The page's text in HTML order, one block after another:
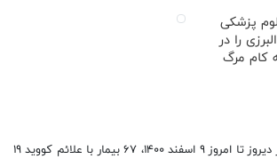
پزشکی
البرز، گفت: کرونا ۱۰ البرزی را در
کام مرگ
شهرام صیادی، افزود: از دیروز تا امروز ۹ اسفند ۱۴۰۰، ۶۷ بیمار با علائم کووید ۱۹